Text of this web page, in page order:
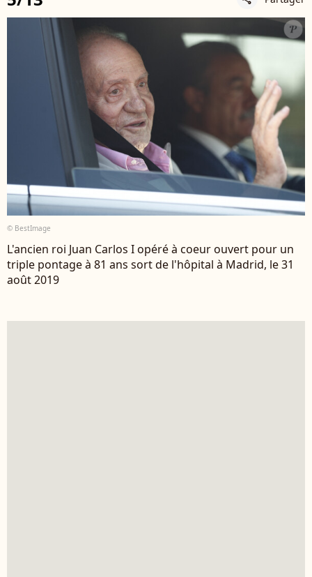
© BestImage
L'ancien roi Juan Carlos I opéré à coeur ouvert pour un
triple pontage à 81 ans sort de l'hôpital à Madrid, le 31
août 2019